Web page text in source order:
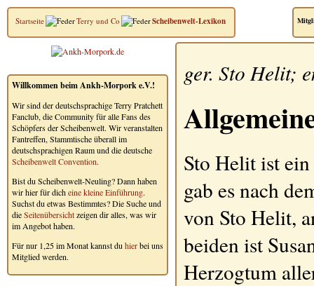
Startseite Terry und Co Scheibenwelt-Lexikon
Willkommen beim Ankh-Morpork e.V.!
Wir sind der deutschsprachige Terry Pratchett
Fanclub, die Community für alle Fans des
Schöpfers der Scheibenwelt. Wir veranstalten
Fantreffen, Stammtische überall im
deutschsprachigen Raum und die deutsche
Scheibenwelt Convention.
Bist du Scheibenwelt-Neuling? Dann haben
wir hier für dicheine kleine Einführung.
Suchst du etwas Bestimmtes? Die Suche und
dieSeitenübersichtzeigen dir alles, was wir
im Angebot haben.
Für nur 1,25 im Monat kannst du hierbei uns
Mitglied werden.
ger. Sto Helit;
Sto Helitist
gab es nach
von Sto Helit,
beiden ist
Herzogtum